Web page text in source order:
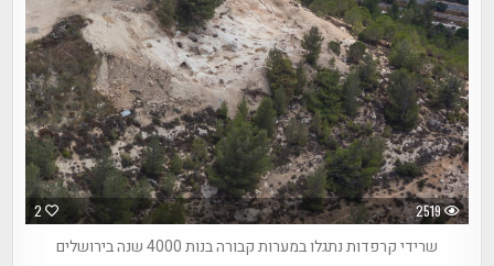
2 2519
שרידי קרפדות נתגלו במערות קבורה בנות 4000 שנה בירושלים